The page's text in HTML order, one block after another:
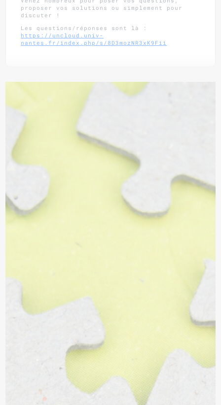
proposer vos solutions ou simplement pour
discuter !
Les questions/réponses sont là :
https://uncloud.univ-
nantes.fr/index.php/s/8D3mozNR3xK9Fii